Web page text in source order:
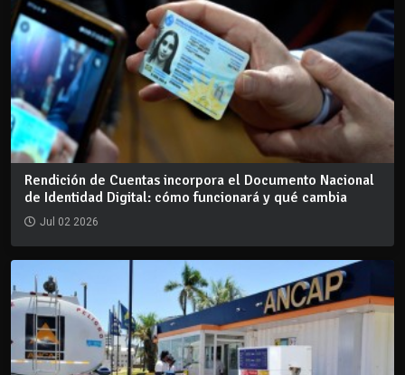
Rendición de Cuentas incorpora el Documento Nacional
de Identidad Digital: cómo funcionará y qué cambia
Jul 02 2026